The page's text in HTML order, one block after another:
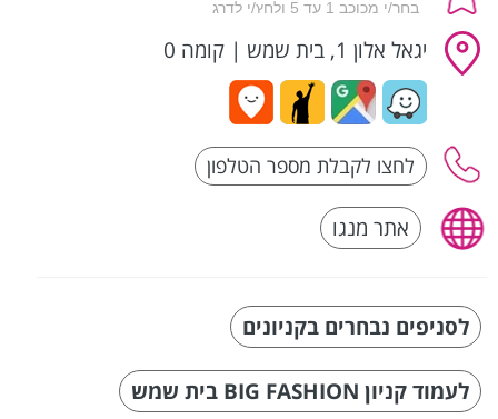
יגאל אלון 1, בית שמש | קומה 0
אתר מנגו
לסניפים נבחרים בקניונים
לעמוד קניון BIG FASHION בית שמש